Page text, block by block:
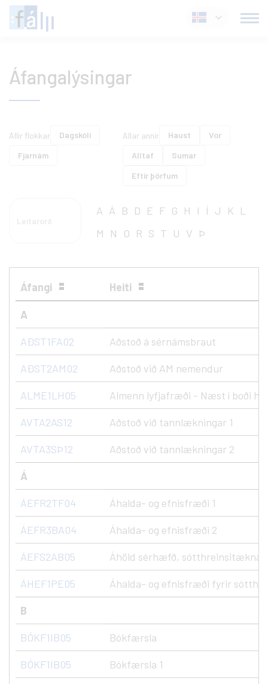
Fara
í
Íslenska
Áfangalýsingar
Allir flokkar
Dagskóli
Fjarnám
Allar annir Haust
Vor
Alltaf
Sumar
Eftir þörfum
A Á B D E F G H I Í J K L
M
N O R S T U V Þ
Áfangi Heiti
A
AÐST1FA02 Aðstoð á sérnámsbraut
AÐST2AM02 Aðstoð við AM nemendur
ALME1LH05 Almenn lyfjafræði - Næst í boði
AVTA2AS12 Aðstoð við tannlækningar 1
AVTA3SÞ12 Aðstoð við tannlækningar 2
Á
ÁEFR2TF04 Áhalda- og efnisfræði 1
ÁEFR3BA04 Áhalda- og efnisfræði 2
ÁEFS2AB05 Áhöld sérhæfð, sótthreinsitæknar,
ÁHEF1PE05 Áhalda- og efnisfræði fyrir
B
BÓKF1IB05 Bókfærsla
BÓKF1IB05 Bókfærsla 1